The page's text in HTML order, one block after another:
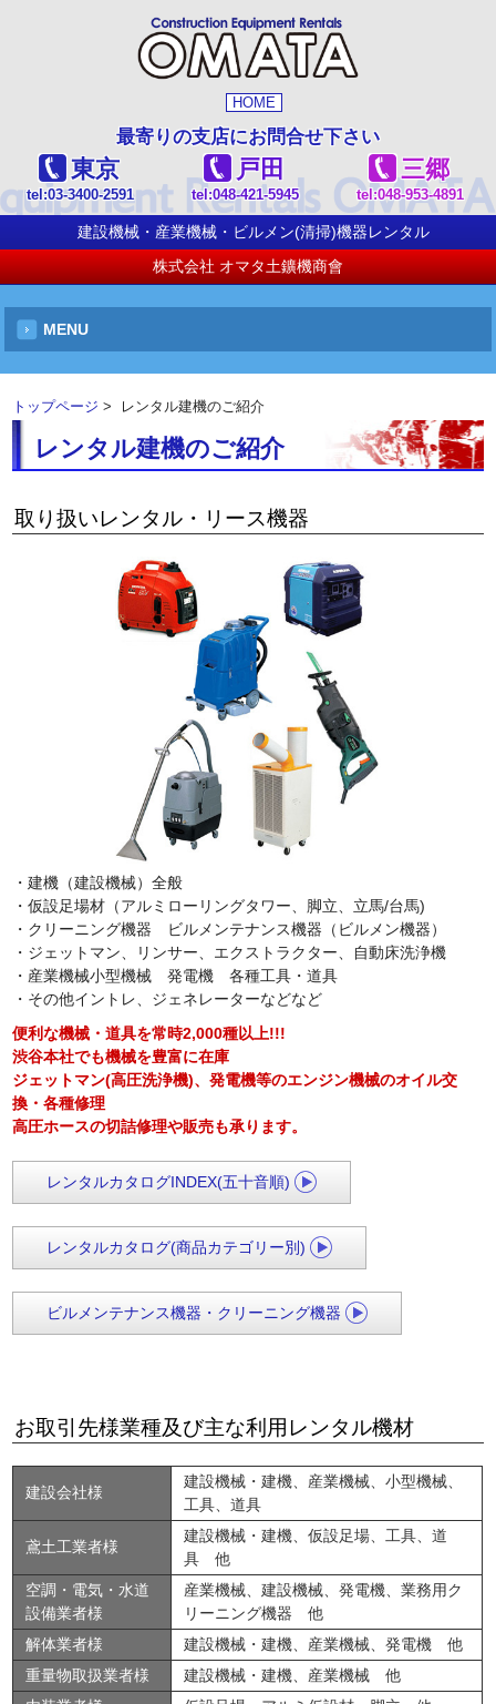
HOME
最寄りの支店にお問合せ下さい
東京
tel:03-3400-2591
戸田
tel:048-421-5945
三郷
tel:048-953-4891
建設機械・産業機械・ビルメン(清掃)機器レンタル
株式会社 オマタ土鑛機商會
MENU
トップページ > レンタル建機のご紹介
レンタル建機のご紹介
取り扱いレンタル・リース機器
・建機（建設機械）全般
・仮設足場材（アルミローリングタワー、脚立、立馬/台馬)
・クリーニング機器 ビルメンテナンス機器（ビルメン機器）
・ジェットマン、リンサー、エクストラクター、自動床洗浄機
・産業機械小型機械 発電機 各種工具・道具
・その他イントレ、ジェネレーターなどなど
便利な機械・道具を常時2,000種以上!!!
渋谷本社でも機械を豊富に在庫
ジェットマン(高圧洗浄機)、発電機等のエンジン機械のオイル交
換・各種修理
高圧ホースの切詰修理や販売も承ります。
レンタルカタログINDEX(五十音順)
レンタルカタログ(商品カテゴリー別)
ビルメンテナンス機器・クリーニング機器
お取引先様業種及び主な利用レンタル機材
建設会社様
建設機械・建機、産業機械、小型機械、
工具、道具
鳶土工業者様
建設機械・建機、仮設足場、工具、道
具 他
空調・電気・水道
設備業者様
産業機械、建設機械、発電機、業務用ク
リーニング機器 他
解体業者様
建設機械・建機、産業機械、発電機 他
重量物取扱業者様
建設機械・建機、産業機械 他